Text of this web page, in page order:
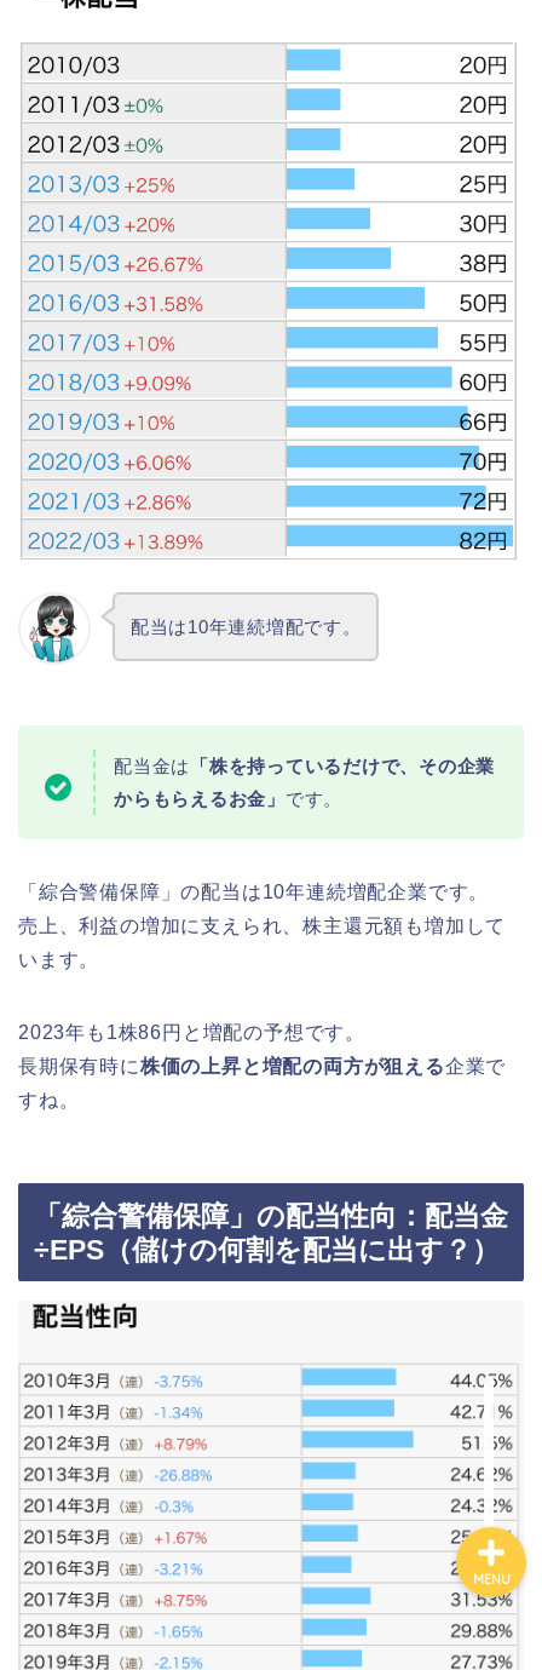
配当は10年連続増配です。
配当金は
「株を持っているだけで、その企業
からもらえるお金」 です。
「綜合警備保障」の配当は10年連続増配企業です。
売上、利益の増加に支えられ、株主還元額も増加して
います。
2023年も1株86円と増配の予想です。
長期保有時に株価の上昇と増配の両方が狙える企業で
すね。
「綜合警備保障」の配当性向：配当金
÷EPS（儲けの何割を配当に出す？）
MENU
カテゴリ別おすすめ株◯
選
株式投資・金融知識
ビジネス・仕事